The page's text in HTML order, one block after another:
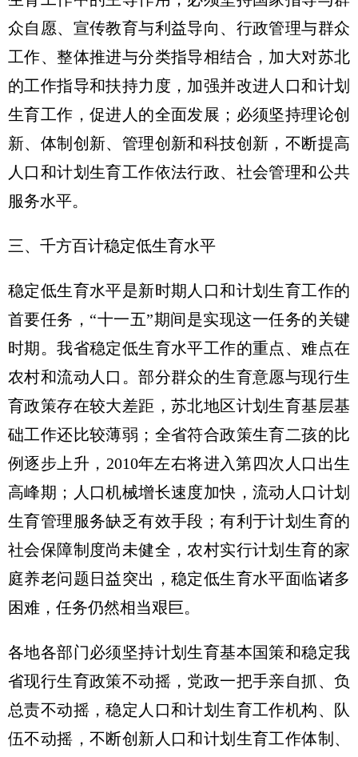
众自愿、宣传教育与利益导向、行政管理与群众
工作、整体推进与分类指导相结合，加大对苏北
的工作指导和扶持力度，加强并改进人口和计划
生育工作，促进人的全面发展；必须坚持理论创
新、体制创新、管理创新和科技创新，不断提高
人口和计划生育工作依法行政、社会管理和公共
服务水平。
三、千方百计稳定低生育水平
稳定低生育水平是新时期人口和计划生育工作的
首要任务，“十一五”期间是实现这一任务的关键
时期。我省稳定低生育水平工作的重点、难点在
农村和流动人口。部分群众的生育意愿与现行生
育政策存在较大差距，苏北地区计划生育基层基
础工作还比较薄弱；全省符合政策生育二孩的比
例逐步上升，2010年左右将进入第四次人口出生
高峰期；人口机械增长速度加快，流动人口计划
生育管理服务缺乏有效手段；有利于计划生育的
社会保障制度尚未健全，农村实行计划生育的家
庭养老问题日益突出，稳定低生育水平面临诸多
困难，任务仍然相当艰巨。
各地各部门必须坚持计划生育基本国策和稳定我
省现行生育政策不动摇，党政一把手亲自抓、负
总责不动摇，稳定人口和计划生育工作机构、队
伍不动摇，不断创新人口和计划生育工作体制、